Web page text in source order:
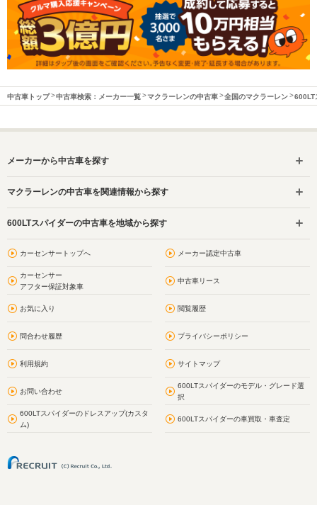
中古車トップ 中古車検索：メーカー一覧 マクラーレンの中古車 全国のマクラーレン 600LT
メーカーから中古車を探す
マクラーレンの中古車を関連情報から探す
600LTスパイダーの中古車を地域から探す
カーセンサートップへ メーカー認定中古車
カーセンサー
アフター保証対象車
中古車リース
お気に入り 閲覧履歴
問合わせ履歴 プライバシーポリシー
利用規約 サイトマップ
お問い合わせ
600LTスパイダーのモデル・グレード選
択
600LTスパイダーのドレスアップ(カスタ
ム)
600LTスパイダーの車買取・車査定